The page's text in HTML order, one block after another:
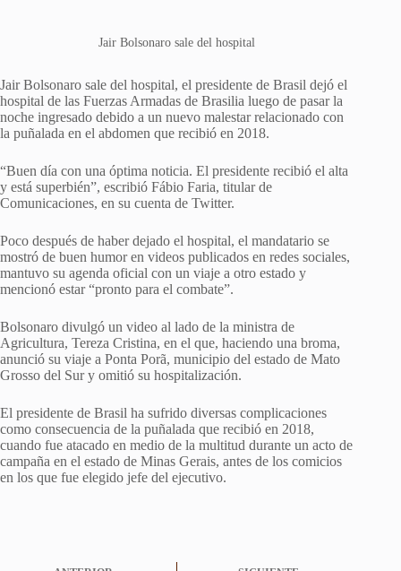
Jair Bolsonaro sale del hospital
Jair Bolsonaro sale del hospital, el presidente de Brasil dejó el
hospital de las Fuerzas Armadas de Brasilia luego de pasar la
noche ingresado debido a un nuevo malestar relacionado con
la puñalada en el abdomen que recibió en 2018.
“Buen día con una óptima noticia. El presidente recibió el alta
y está superbién”, escribió Fábio Faria, titular de
Comunicaciones, en su cuenta de Twitter.
Poco después de haber dejado el hospital, el mandatario se
mostró de buen humor en videos publicados en redes sociales,
mantuvo su agenda oficial con un viaje a otro estado y
mencionó estar “pronto para el combate”.
Bolsonaro divulgó un video al lado de la ministra de
Agricultura, Tereza Cristina, en el que, haciendo una broma,
anunció su viaje a Ponta Porã, municipio del estado de Mato
Grosso del Sur y omitió su hospitalización.
El presidente de Brasil ha sufrido diversas complicaciones
como consecuencia de la puñalada que recibió en 2018,
cuando fue atacado en medio de la multitud durante un acto de
campaña en el estado de Minas Gerais, antes de los comicios
en los que fue elegido jefe del ejecutivo.